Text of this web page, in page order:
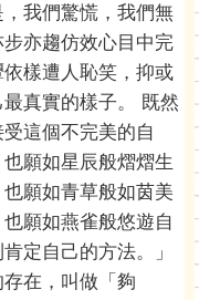
我們驚慌，我們無
亦趨仿效心目中完
樣遭人恥笑，抑或
真實的樣子。 既然
這個不完美的自
願如星辰般熠熠生
願如青草般如茵美
願如燕雀般悠遊自
定自己的方法。」
在，叫做「夠